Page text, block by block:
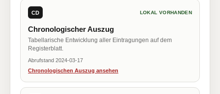
CD LOKAL VORHANDEN
Chronologischer Auszug
Tabellarische Entwicklung aller Eintragungen auf dem
Registerblatt.
Abrufstand 2024-03-17
Chronologischen Auszug ansehen